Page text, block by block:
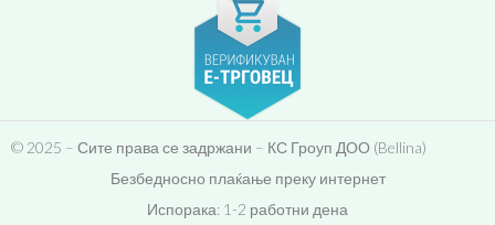
© 2025 – Сите права се задржани – КС Гроуп ДОО (Bellina)
Безбедносно плаќање преку интернет
Испорака: 1-2 работни дена